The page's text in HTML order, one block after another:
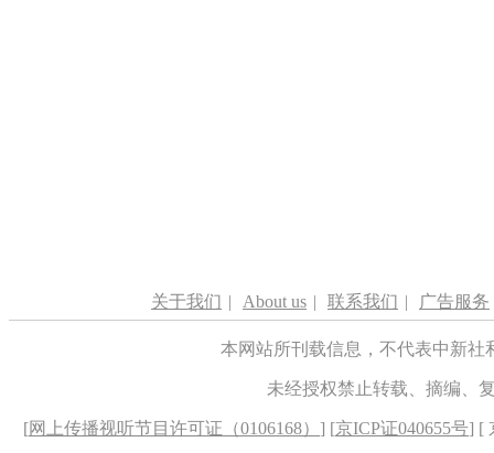
关于我们 | About us | 联系我们 | 广告服务
本网站所刊载信息，不代表中新
未经授权禁止转载、摘编、
[网上传播视听节目许可证（0106168） ] [京ICP证040655号] [